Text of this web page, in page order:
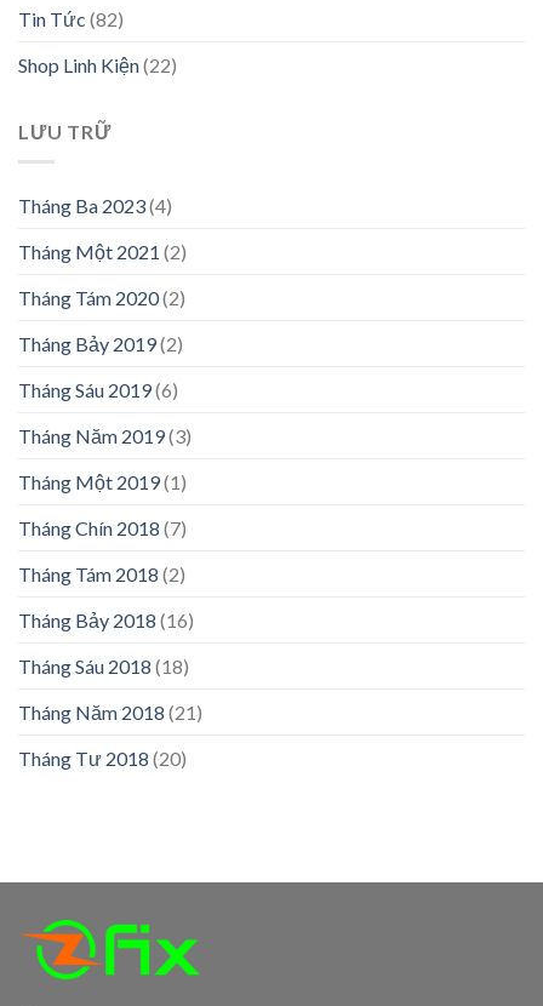
Tin Tức (82)
Shop Linh Kiện(22)
LƯU TRỮ
Tháng Ba 2023(4)
Tháng Một 2021 (2)
Tháng Tám 2020(2)
Tháng Bảy 2019(2)
Tháng Sáu 2019(6)
Tháng Năm 2019(3)
Tháng Một 2019(1)
Tháng Chín 2018 (7)
Tháng Tám 2018 (2)
Tháng Bảy 2018 (16)
Tháng Sáu 2018 (18)
Tháng Năm 2018 (21)
Tháng Tư 2018 (20)